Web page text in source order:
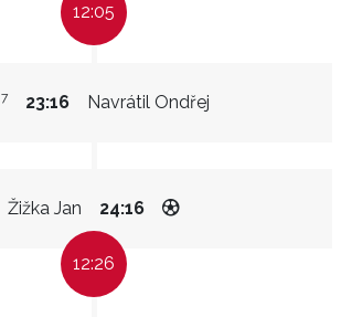
12:05
Navrátil Ondřej
23:16
7
Žižka Jan 24:16
12:26